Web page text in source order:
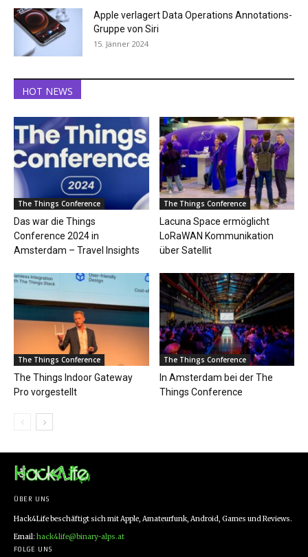
Apple verlagert Data Operations Annotations-
Gruppe von Siri
15. Jänner 2024
HOT NEWS
The Things Conference
Das war die Things
Conference 2024 in
Amsterdam – Travel Insights
The Things Conference
Lacuna Space ermöglicht
LoRaWAN Kommunikation
über Satellit
The Things Conference
The Things Indoor Gateway
Pro vorgestellt
The Things Conference
In Amsterdam bei der The
Things Conference
ÜBER UNS
Hack4Life beschäftigt sich mit Apple, Amateurfunk, Android, Games und Reviews.
Email: hack4life@binary-alps.at
FOLGE UNS